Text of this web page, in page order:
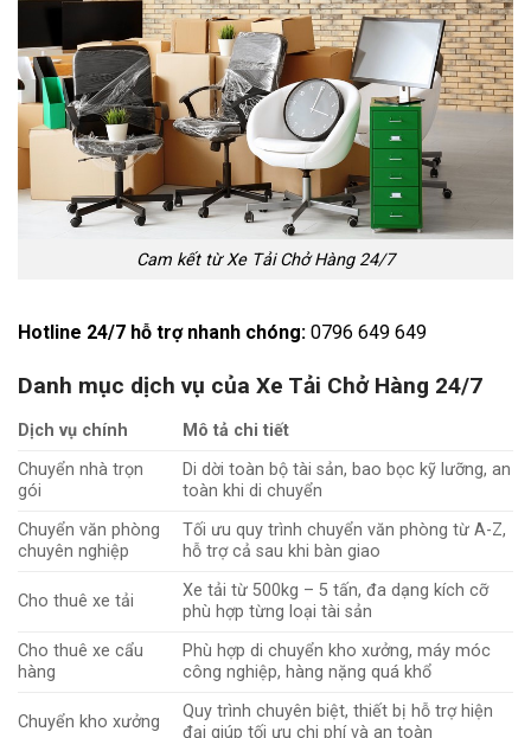
Cam kết từ Xe Tải Chở Hàng 24/7
Hotline 24/7 hỗ trợ nhanh chóng: 0796 649 649
Danh mục dịch vụ của Xe Tải Chở Hàng 24/7
Dịch vụ chính
Mô tả chi tiết
Chuyển nhà trọn
gói
Di dời toàn bộ tài sản, bao bọc kỹ lưỡng, an
toàn khi di chuyển
Chuyển văn phòng
chuyên nghiệp
Tối ưu quy trình chuyển văn phòng từ A-Z,
hỗ trợ cả sau khi bàn giao
Cho thuê xe tải
Xe tải từ 500kg – 5 tấn, đa dạng kích cỡ
phù hợp từng loại tài sản
Cho thuê xe cẩu
hàng
Phù hợp di chuyển kho xưởng, máy móc
công nghiệp, hàng nặng quá khổ
Chuyển kho xưởng
Quy trình chuyên biệt, thiết bị hỗ trợ hiện
đại giúp tối ưu chi phí và an toàn